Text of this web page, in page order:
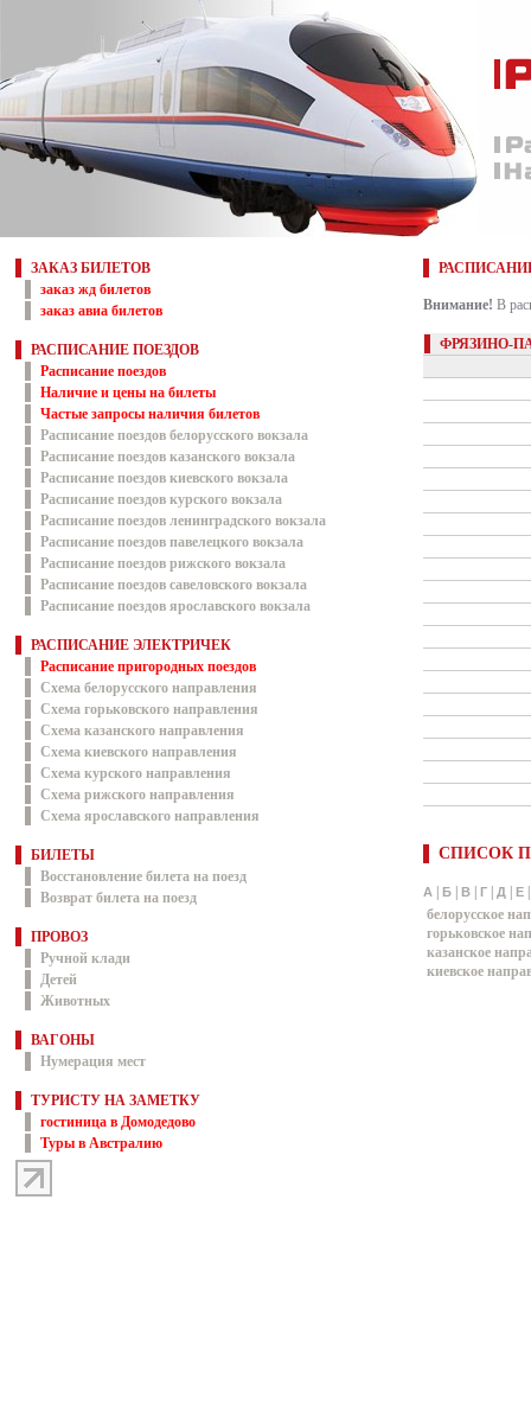
ЗАКАЗ БИЛЕТОВ
заказ жд билетов
заказ авиа билетов
РАСПИСАНИЕ ПОЕЗДОВ
Расписание поездов
Наличие и цены на билеты
Частые запросы наличия билетов
Расписание поездов белорусского вокзала
Расписание поездов казанского вокзала
Расписание поездов киевского вокзала
Расписание поездов курского вокзала
Расписание поездов ленинградского вокзала
Расписание поездов павелецкого вокзала
Расписание поездов рижского вокзала
Расписание поездов савеловского вокзала
Расписание поездов ярославского вокзала
РАСПИСАНИЕ ЭЛЕКТРИЧЕК
Расписание пригородных поездов
Схема белорусского направления
Схема горьковского направления
Схема казанского направления
Схема киевского направления
Схема курского направления
Схема рижского направления
Схема ярославского направления
БИЛЕТЫ
Восстановление билета на поезд
Возврат билета на поезд
ПРОВОЗ
Ручной клади
Детей
Животных
ВАГОНЫ
Нумерация мест
ТУРИСТУ НА ЗАМЕТКУ
гостиница в Домодедово
Туры в Австралию
Внимание! В
ФРЯЗИНО-
СПИСОК
А Б В Г Д Е
белорусское
горьковское
казанское
киевское